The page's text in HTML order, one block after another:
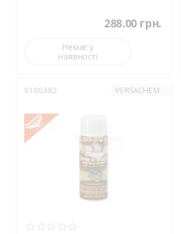
288.00 грн.
Немає у
наявності
0100382 VERSACHEM